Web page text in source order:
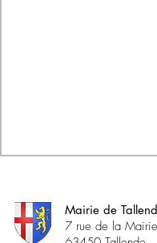
Mairie de
7 rue de la Mairie